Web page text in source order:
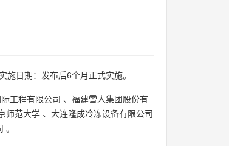
施日期：发布后6个月正式实施。
工程有限公司 、 福建雪人集团股份有
师范大学 、 大连隆成冷冻设备有限公司
。